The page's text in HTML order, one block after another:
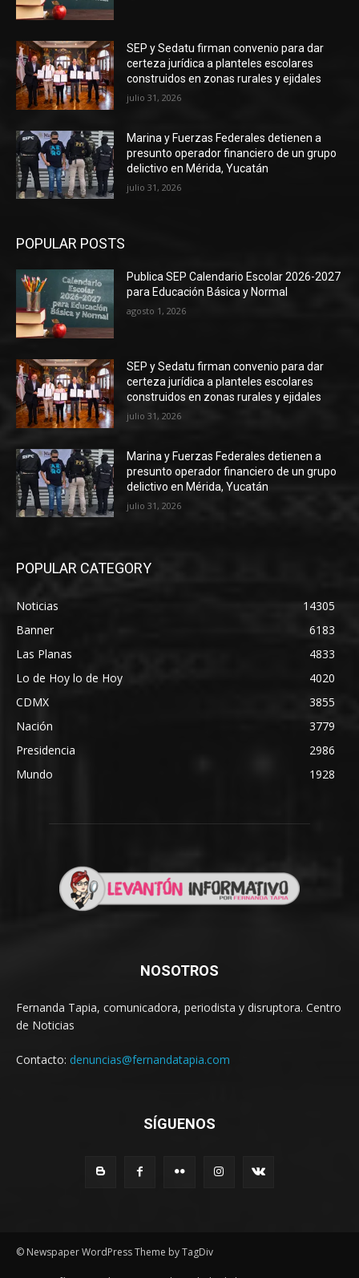
SEP y Sedatu firman convenio para dar
certeza jurídica a planteles escolares
construidos en zonas rurales y ejidales
julio 31, 2026
Marina y Fuerzas Federales detienen a
presunto operador financiero de un grupo
delictivo en Mérida, Yucatán
julio 31, 2026
POPULAR POSTS
Publica SEP Calendario Escolar 2026-2027
para Educación Básica y Normal
agosto 1, 2026
SEP y Sedatu firman convenio para dar
certeza jurídica a planteles escolares
construidos en zonas rurales y ejidales
julio 31, 2026
Marina y Fuerzas Federales detienen a
presunto operador financiero de un grupo
delictivo en Mérida, Yucatán
julio 31, 2026
POPULAR CATEGORY
Noticias
14305
Banner
6183
Las Planas
4833
Lo de Hoy lo de Hoy
4020
CDMX
3855
Nación
3779
Presidencia
2986
Mundo
1928
NOSOTROS
Fernanda Tapia, comunicadora, periodista y disruptora. Centro
de Noticias
Contacto: denuncias@fernandatapia.com
SÍGUENOS
© Newspaper WordPress Theme by TagDiv